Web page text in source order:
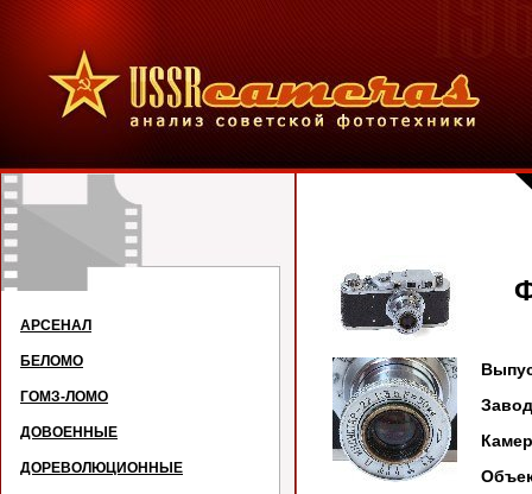
АРСЕНАЛ
БЕЛОМО
ГОМЗ-ЛОМО
ДОВОЕННЫЕ
ДОРЕВОЛЮЦИОННЫЕ